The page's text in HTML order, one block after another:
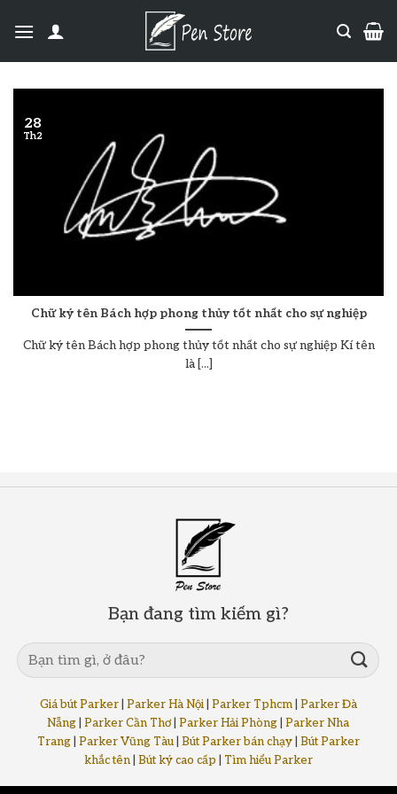
Chữ ký tên Bách hợp phong thủy tốt nhất cho sự nghiệp
Chữ ký tên Bách hợp phong thủy tốt nhất cho sự nghiệp Kí tên
là [...]
28
Th2
Bạn đang tìm kiếm gì?
Giá bút Parker| Parker Hà Nội| Parker Tphcm| Parker Đà
Nẵng |Parker Cần Thơ|Parker Hải Phòng |Parker Nha
Trang| Parker Vũng Tàu| Bút Parker bán chạy| Bút Parker
khắc tên| Bút ký cao cấp Tìm hiểu Parker